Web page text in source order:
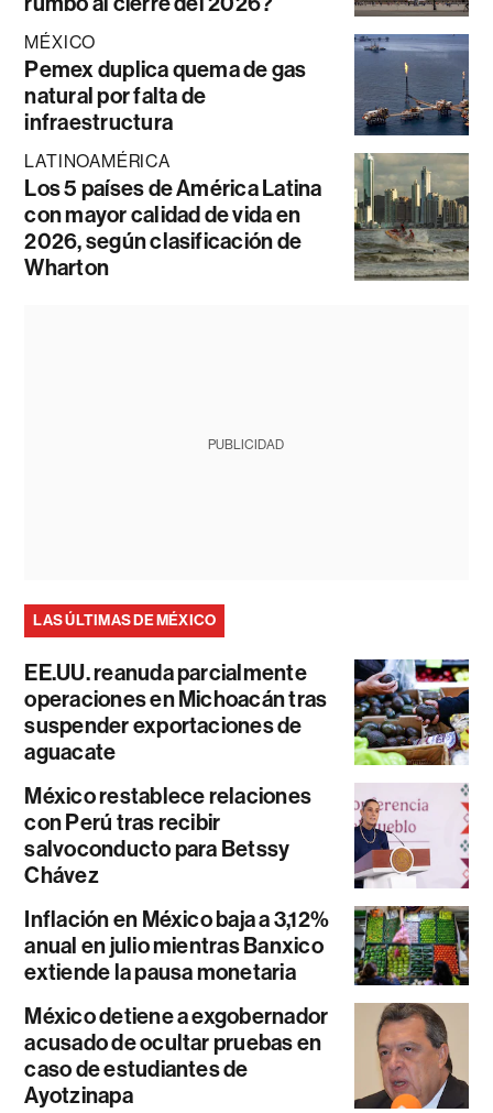
MÉXICO
Pemex duplica quema de gas
natural por falta de
infraestructura
LATINOAMÉRICA
Los 5 países de América Latina
con mayor calidad de vida en
2026, según clasificación de
Wharton
PUBLICIDAD
LAS ÚLTIMAS DE MÉXICO
EE.UU. reanuda parcialmente
operaciones en Michoacán tras
suspender exportaciones de
aguacate
México restablece relaciones
con Perú tras recibir
salvoconducto para Betssy
Chávez
Inflación en México baja a 3,12%
anual en julio mientras Banxico
extiende la pausa monetaria
México detiene a exgobernador
acusado de ocultar pruebas en
caso de estudiantes de
Ayotzinapa